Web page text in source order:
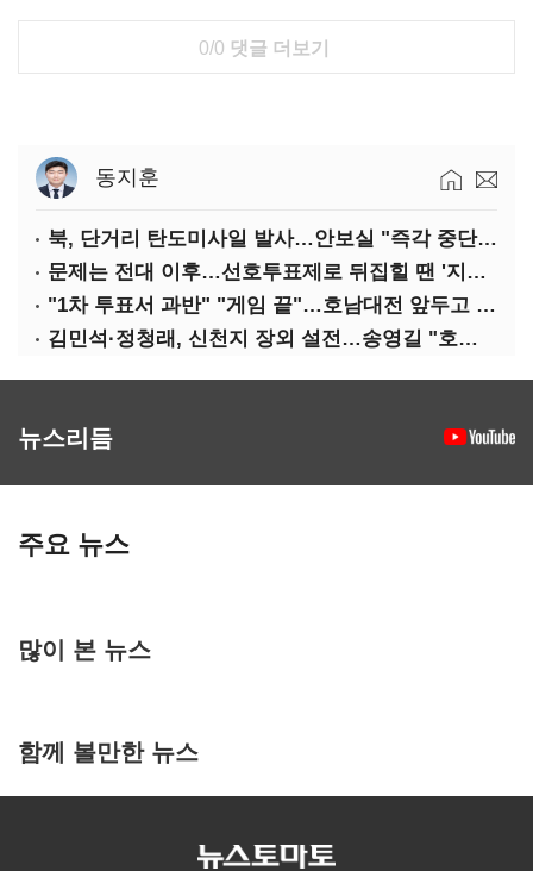
0/0 댓글 더보기
동지훈
북, 단거리 탄도미사일 발사…안보실 "즉각 중단 촉구"
문제는 전대 이후…선호투표제로 뒤집힐 땐 '지지층 불복'
"1차 투표서 과반" "게임 끝"…호남대전 앞두고 '충돌'
김민석·정청래, 신천지 장외 설전…송영길 "호남 계몽 규탄"
뉴스리듬
주요 뉴스
많이 본 뉴스
함께 볼만한 뉴스